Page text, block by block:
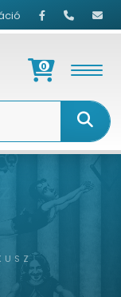
0